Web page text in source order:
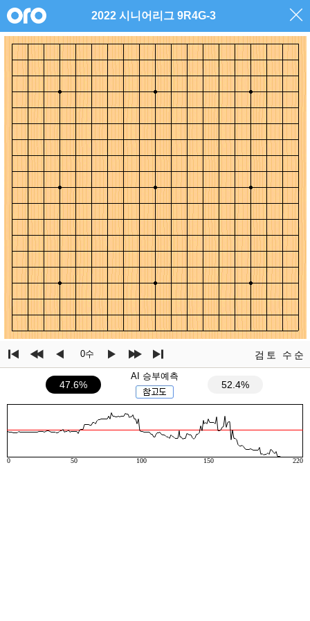
2022 시니어리그 9R4G-3
0수 검토 수순
47.6%
AI 승부예측
52.4%